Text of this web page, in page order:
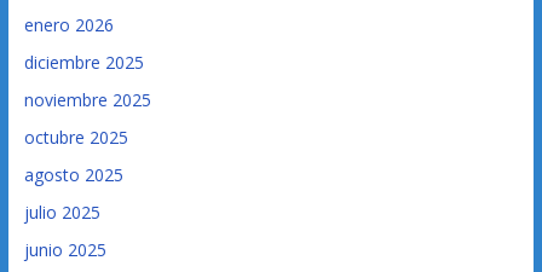
enero 2026
diciembre 2025
noviembre 2025
octubre 2025
agosto 2025
julio 2025
junio 2025